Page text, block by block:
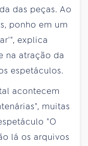
das peças. Ao
ponho em um
explica
na atração da
espetáculos.
acontecem
muitas
"O
lá os arquivos